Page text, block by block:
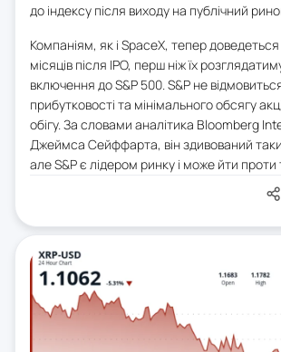
до індексу після виходу на публічний
Компаніям, як і SpaceX, тепер
місяців після IPO, перш ніж їх
включення до S&P 500. S&P не
прибутковості та мінімального обсягу
обігу. За словами аналітика Bloomberg
Джеймса Сейффарта, він здивований
але S&P є лідером ринку і може йти проти